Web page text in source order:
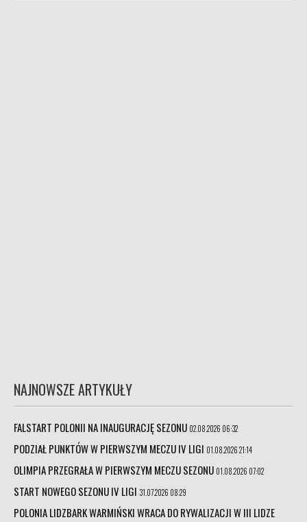
NAJNOWSZE ARTYKUŁY
FALSTART POLONII NA INAUGURACJĘ SEZONU 02.08.2026 06:32
PODZIAŁ PUNKTÓW W PIERWSZYM MECZU IV LIGI 01.08.2026 21:14
OLIMPIA PRZEGRAŁA W PIERWSZYM MECZU SEZONU 01.08.2026 07:02
START NOWEGO SEZONU IV LIGI 31.07.2026 08:29
POLONIA LIDZBARK WARMIŃSKI WRACA DO RYWALIZACJI W III LIDZE